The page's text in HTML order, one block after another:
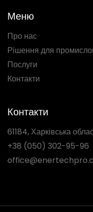
Меню
Про нас
Рішення для
Послуги
Контакти
Контакти
61184, Харківська
+38 (050) 302-95-96